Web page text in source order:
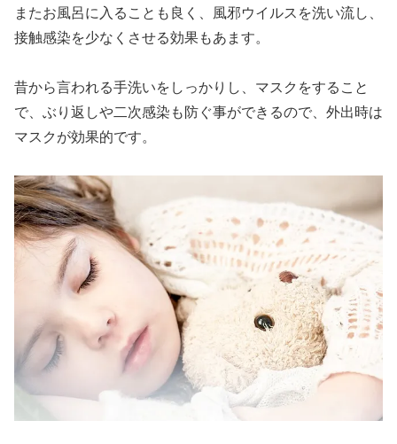
またお風呂に入ることも良く、風邪ウイルスを洗い流し、
接触感染を少なくさせる効果もあます。
昔から言われる手洗いをしっかりし、マスクをすること
で、ぶり返しや二次感染も防ぐ事ができるので、外出時は
マスクが効果的です。